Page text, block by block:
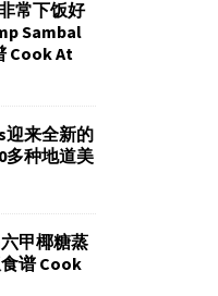
常下饭好
Sambal
Cook At
迎来全新的
多种地道美
甲椰糖蒸
谱 Cook